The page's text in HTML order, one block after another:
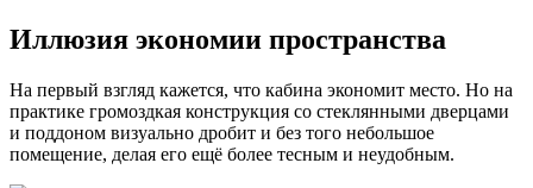
Иллюзия экономии пространства
На первый взгляд кажется, что кабина экономит место. Но на
практике громоздкая конструкция со стеклянными дверцами
и поддоном визуально дробит и без того небольшое
помещение, делая его ещё более тесным и неудобным.